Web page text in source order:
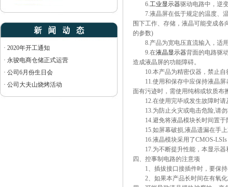
·永骏电商仓储正式运营
·公司6月份生日会
·公司大夫山烧烤活动
· 2020年开工通知
· 永骏电商仓储正式运营
· 公司6月份生日会
· 公司大夫山烧烤活动
6.工业显示器驱动电路中，逆
7.液晶屏在低于规定的温度、温
围下工作、存储，液晶可能变成
的参数)
8.产品为宽电压直流输入，适
9.在液晶显示器背面的电路驱
造成液晶屏的功能障碍。
10.本产品为精密仪器，禁止自
11.使用和保存中应保持液晶屏
面有污迹时，需使用纯棉或软质布
12.在使用完毕或发生故障时
13.为防止火灾或电击危险,请
14.避免将液晶模块长时间置
15.如屏幕破损,液晶遗漏在手
16.液晶模块采用了CMOS-
17.为不断提升性能，本显示
四、控事制电路的注意项
1、插拔接口接插件时，要保
2、如果本产品长时间在有氧化